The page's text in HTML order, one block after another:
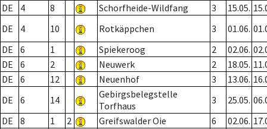
DE
4 8 Schorfheide-Wildfang 3 15.05.
DE
4 10 Rotkäppchen 3 01.06.
DE
6 1 Spiekeroog 2 02.06.
DE
6 2 Neuwerk 2 18.05.
DE
6 12 Neuenhof 3 13.06.
DE
6 14
Gebirgsbelegstelle
Torfhaus
3 25.05.
DE
8 1 2 Greifswalder Oie 6 02.06.